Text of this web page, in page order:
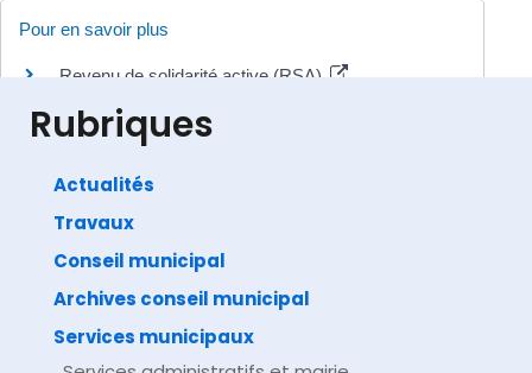
Pour en savoir plus
Revenu de solidarité active (RSA)
Direction de l'information légale et administrative
Rubriques
Actualités
Travaux
Conseil municipal
Archives conseil municipal
Services municipaux